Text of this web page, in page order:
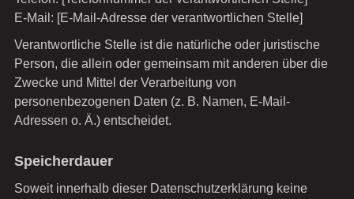
E-Mail: [E-Mail-Adresse der verantwortlichen Stelle]
Verantwortliche Stelle ist die natürliche oder juristische
Person, die allein oder gemeinsam mit anderen über die
Zwecke und Mittel der Verarbeitung von
personenbezogenen Daten (z. B. Namen, E-Mail-
Adressen o. Ä.) entscheidet.
Speicherdauer
Soweit innerhalb dieser Datenschutzerklärung keine